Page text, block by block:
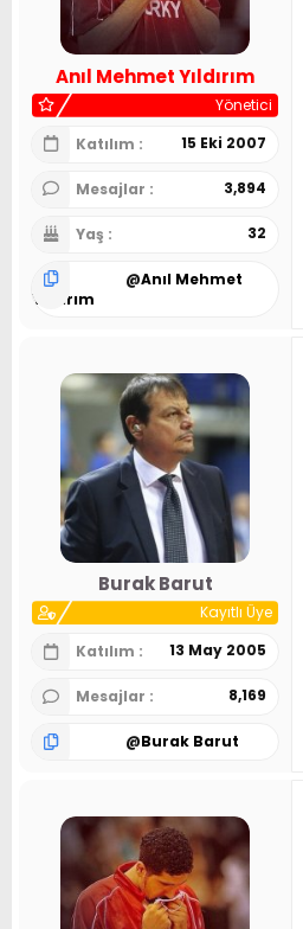
Anıl Mehmet Yıldırım
Yönetici
Katılım
15 Eki 2007
Mesajlar 3,894
Yaş 32
@Anıl Mehmet
Yıldırım
Burak Barut
Kayıtlı Üye
Katılım
13 May 2005
Mesajlar 8,169
@Burak Barut